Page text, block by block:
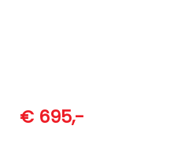
€ 695,-